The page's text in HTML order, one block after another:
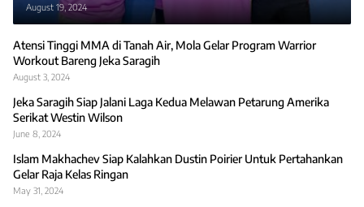
August 19, 2024
Atensi Tinggi MMA di Tanah Air, Mola Gelar Program Warrior
Workout Bareng Jeka Saragih
August 3, 2024
Jeka Saragih Siap Jalani Laga Kedua Melawan Petarung Amerika
Serikat Westin Wilson
June 8, 2024
Islam Makhachev Siap Kalahkan Dustin Poirier Untuk Pertahankan
Gelar Raja Kelas Ringan
May 31, 2024